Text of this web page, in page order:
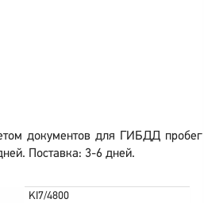
документов для ГИБДД пробег
Поставка: 3-6 дней.
KI7/4800